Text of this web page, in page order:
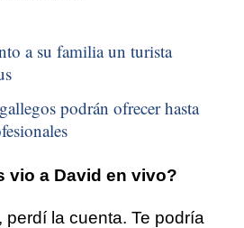
a su familia un turista
podrán ofrecer hasta
a David en vivo?
la cuenta. Te podría